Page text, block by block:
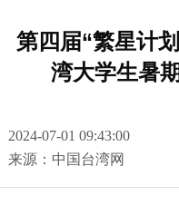
第四届“繁星计
湾大学生暑
2024-07-01 09:43:00
来源：中国台湾网